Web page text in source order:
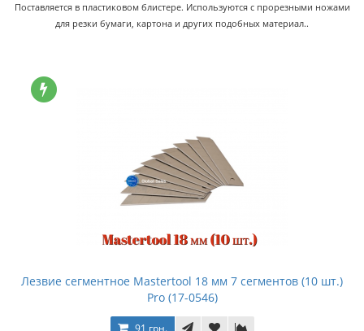
Поставляется в пластиковом блистере. Используются с прорезными ножами
для резки бумаги, картона и других подобных материал..
Лезвие сегментное Mastertool 18 мм 7 сегментов (10 шт.)
Pro (17-0546)
91 грн.